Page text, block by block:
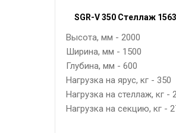
SGR-V 350 Стеллаж
Высота, мм - 2000
Ширина, мм - 1500
Глубина, мм - 600
Нагрузка на ярус, кг - 350
Нагрузка на стеллаж, кг -
Нагрузка на секцию, кг -